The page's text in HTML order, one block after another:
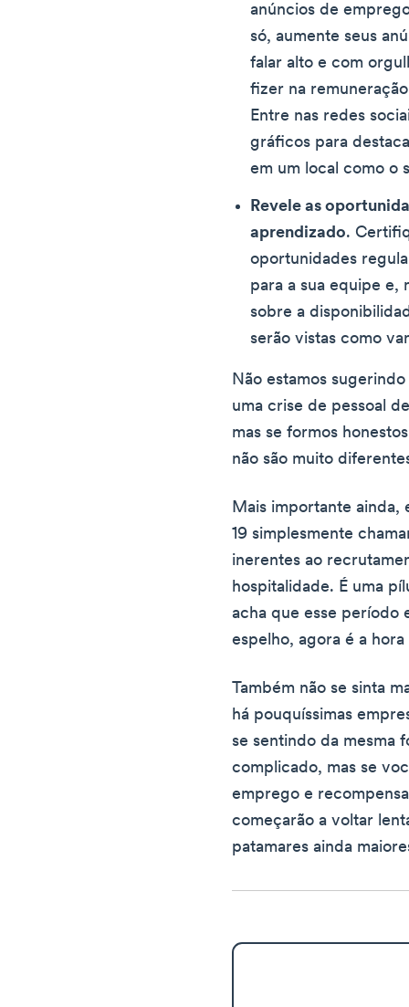
anúncios de
só, aumente seus
falar alto e com
fizer na
Entre nas redes
gráficos para
em um local como o
Revele as
aprendizado.
oportunidades
para a sua equipe e,
sobre a
serão vistas como
Não estamos
uma crise de pessoal
mas se formos
não são muito
Mais importante ainda,
19 simplesmente
inerentes ao
hospitalidade. É uma
acha que esse período
espelho, agora é a
Também não se sinta
há pouquíssimas
se sentindo da mesma
complicado, mas se
emprego e
começarão a voltar
patamares ainda